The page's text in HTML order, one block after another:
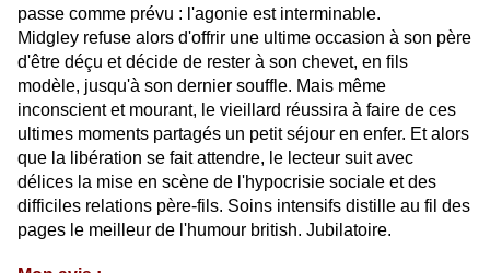
passe comme prévu : l'agonie est interminable.
Midgley refuse alors d'offrir une ultime occasion à son père
d'être déçu et décide de rester à son chevet, en fils
modèle, jusqu'à son dernier souffle. Mais même
inconscient et mourant, le vieillard réussira à faire de ces
ultimes moments partagés un petit séjour en enfer. Et alors
que la libération se fait attendre, le lecteur suit avec
délices la mise en scène de l'hypocrisie sociale et des
difficiles relations père-fils. Soins intensifs distille au fil des
pages le meilleur de l'humour british. Jubilatoire.